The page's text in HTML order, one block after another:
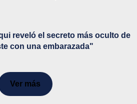
reveló el secreto más oculto de
con una embarazada"
Ver más